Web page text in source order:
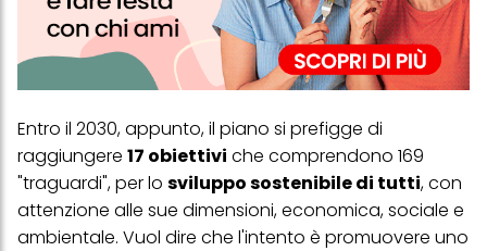
Entro il 2030, appunto, il piano si prefigge di
raggiungere 17 obiettivi che comprendono 169
"traguardi", per lo svilupposostenibiledi tutti, con
attenzione alle sue dimensioni, economica, sociale e
ambientale. Vuol dire che l'intento è promuovere uno